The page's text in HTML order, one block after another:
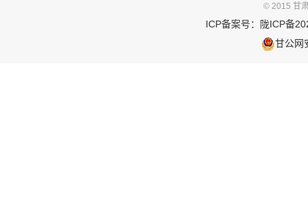
© 2015 甘
ICP备案号：
陇ICP备
甘公网